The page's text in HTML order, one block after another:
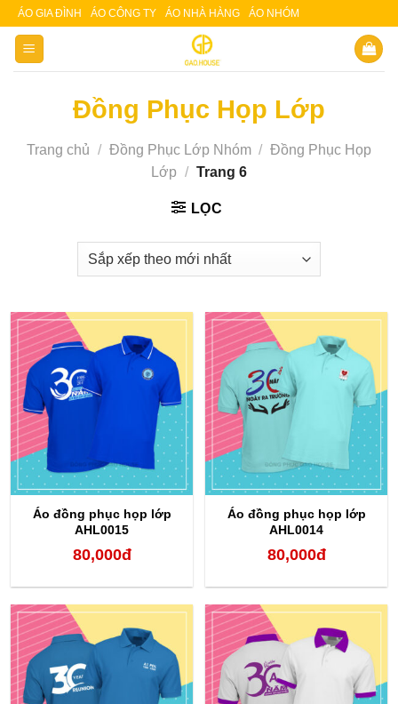
Skip
content
ÁO GIA ĐÌNH ÁO CÔNG TY ÁO NHÀ HÀNG ÁO NHÓM
Đồng Phục Họp Lớp
Trang chủ / Đồng Phục Lớp Nhóm / Đồng Phục Họp
Lớp / Trang 6
LỌC
Áo đồng phục họp lớp
AHL0015
80,000đ
Áo đồng phục họp lớp
AHL0014
80,000đ